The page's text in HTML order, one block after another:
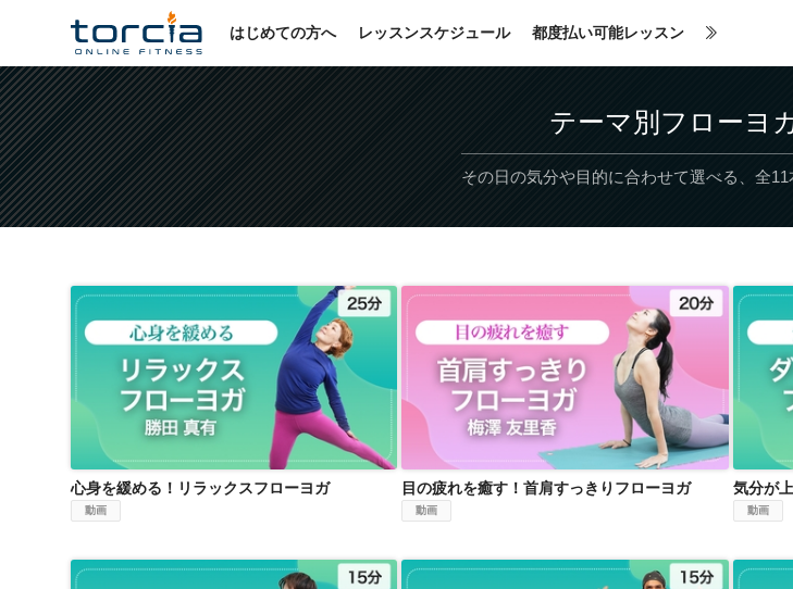
はじめての方へ レッスンスケジュール 都度払い可能レッスン
テーマ別フローヨ
その日の気分や目的に合わせて選べる、全11
心身を緩める！リラックスフローヨガ
心身を緩める！リラックスフローヨガ
動画
目の疲れを癒す！首肩すっきりフローヨガ
目の疲れを癒す！首肩すっきりフローヨガ
動画
気分が
動画